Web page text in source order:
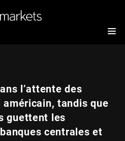
l’attente des
américain, tandis que
guettent les
centrales et